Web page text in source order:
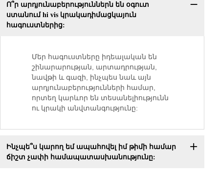
Ո՞ր արդյունաբերություններն են օգուտ
ստանում hi vis կրակադիմացկայուն
հագուստներից:
Մեր հագուստները իդեալական են
շինարարության, արտադրության,
նավթի և գազի, ինչպես նաև այն
արդյունաբերությունների համար,
որտեղ կարևոր են տեսանելիությունն
ու կրակի անվտանգությունը:
Ինչպե՞ս կարող եմ ապահովել իմ թիմի համար
ճիշտ չափի համապատասխանությունը: